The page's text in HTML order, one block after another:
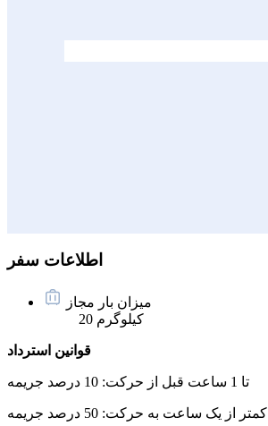
اطلاعات سفر
میزان بار مجاز
20 کیلوگرم
قوانین استرداد
تا 1 ساعت قبل از حرکت: 10 درصد جریمه
کمتر از یک ساعت به حرکت: 50 درصد جریمه